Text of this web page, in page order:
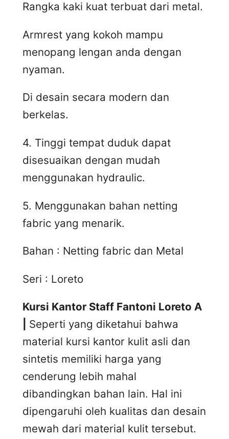
Rangka kaki kuat terbuat dari metal.
Armrest yang kokoh mampu
menopang lengan anda dengan
nyaman.
Di desain secara modern dan
berkelas.
4. Tinggi tempat duduk dapat
disesuaikan dengan mudah
menggunakan hydraulic.
5. Menggunakan bahan netting
fabric yang menarik.
Bahan : Netting fabric dan Metal
Seri : Loreto
Kursi Kantor Staff Fantoni Loreto A
Seperti yang diketahui bahwa
material kursi kantor kulit asli dan
sintetis memiliki harga yang
cenderung lebih mahal
dibandingkan bahan lain. Hal ini
dipengaruhi oleh kualitas dan desain
mewah dari material kulit tersebut.